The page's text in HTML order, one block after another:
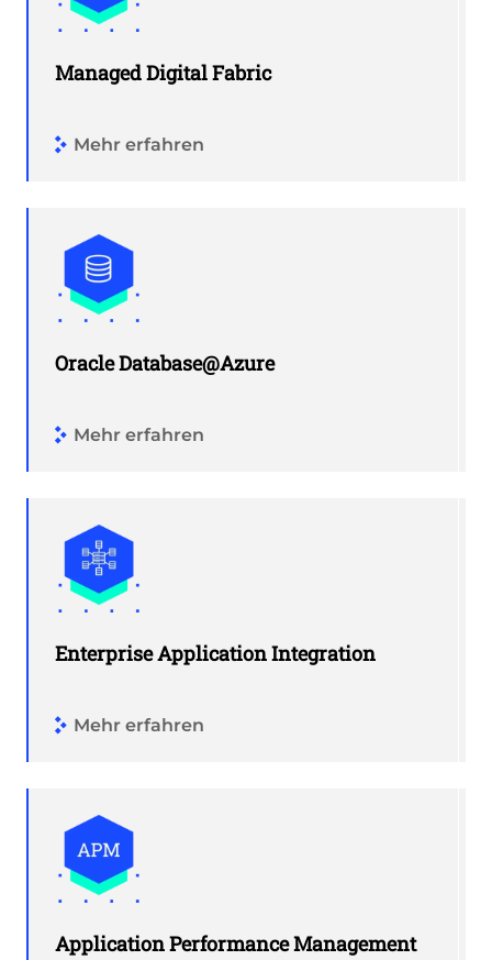
Managed Digital Fabric
Mehr erfahren
Oracle Database@Azure
Mehr erfahren
Enterprise Application Integration
Mehr erfahren
Application Performance Management